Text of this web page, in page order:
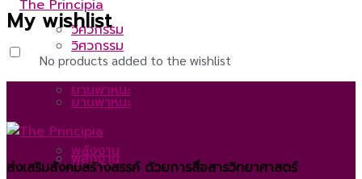
วิศวกรรม
ยานพาหนะ
พลังงาน
วิศวกรรม
ยานพาหนะ
พลังงาน
My wishlist
No products added to the wishlist
ส่งเสริมสังคมสร้างสรรค์ ด้วยการสื่อสารวิทยาศาสตร์